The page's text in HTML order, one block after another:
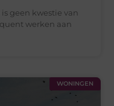
geen kwestie van
werken aan
WONINGEN